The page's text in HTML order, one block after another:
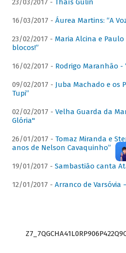
23/03/2017 - Thaís Gulin
16/03/2017 - Áurea Martins: “A
23/02/2017 - Maria Alcina e Paulo
blocos!”
16/02/2017 - Rodrigo Maranhão -
09/02/2017 - Juba Machado e os
Tupi”
02/02/2017 - Velha Guarda da
Glória"
26/01/2017 - Tomaz Miranda e
anos de Nelson Cavaquinho”
19/01/2017 - Sambastião canta
12/01/2017 - Arranco de Varsóvia